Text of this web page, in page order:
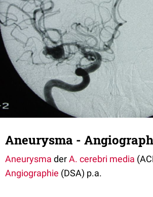
Aneurysma -
Aneurysma derA. cerebri media
Angiographie (DSA) p.a.